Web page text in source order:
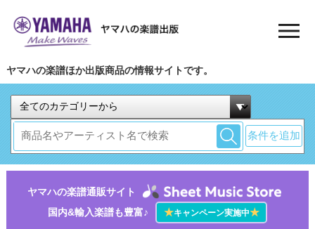
ヤマハの楽譜ほか出版商品の情報サイトです。
条件を追加
ヤマハの楽譜通販サイト
国内&輸入楽譜も豊富♪
★キャンペーン実施中★